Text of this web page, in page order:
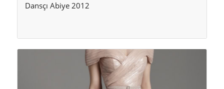
Dansçı Abiye 2012